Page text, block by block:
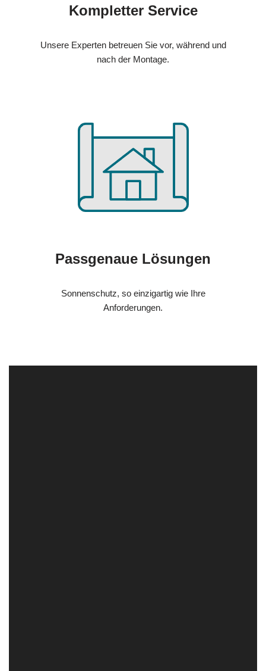
Kompletter Service
Unsere Experten betreuen Sie vor, während und
nach der Montage.
Passgenaue Lösungen
Sonnenschutz, so einzigartig wie Ihre
Anforderungen.